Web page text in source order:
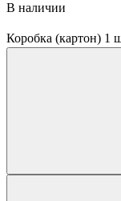
В наличии
Коробка (картон) 1